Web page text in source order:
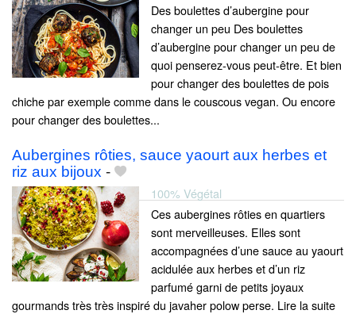
Des boulettes d’aubergine pour
changer un peu Des boulettes
d’aubergine pour changer un peu de
quoi penserez-vous peut-être. Et bien
pour changer des boulettes de pois
chiche par exemple comme dans le couscous vegan. Ou encore
pour changer des boulettes...
Aubergines rôties, sauce yaourt aux herbes et
riz aux bijoux -
100% Végétal
Ces aubergines rôties en quartiers
sont merveilleuses. Elles sont
accompagnées d’une sauce au yaourt
acidulée aux herbes et d’un riz
parfumé garni de petits joyaux
gourmands très très inspiré du javaher polow perse. Lire la suite